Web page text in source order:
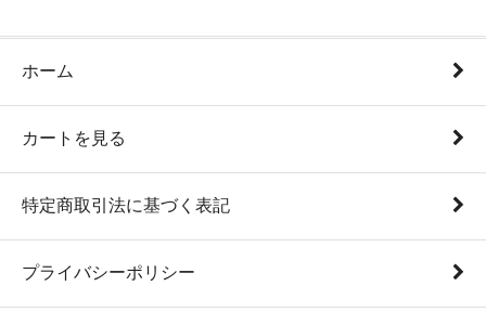
ホーム
カートを見る
特定商取引法に基づく表記
プライバシーポリシー